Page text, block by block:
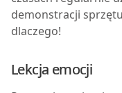
demonstracji
dlaczego!
Lekcja emocji